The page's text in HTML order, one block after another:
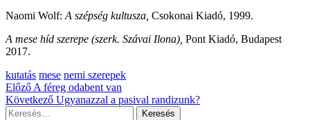
Naomi Wolf: A szépség kultusza, Csokonai Kiadó, 1999.
A mese híd szerepe (szerk. Szávai Ilona), Pont Kiadó, Budapest
2017.
Kategória:
kutatás mese nemi szerepek
Bejegyzés
navigáció
Előző A féreg odabent van
Következő Ugyanazzal a pasival randizunk?
Keresés: